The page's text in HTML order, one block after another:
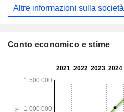
Altre informazioni sulla società
Conto economico e stime